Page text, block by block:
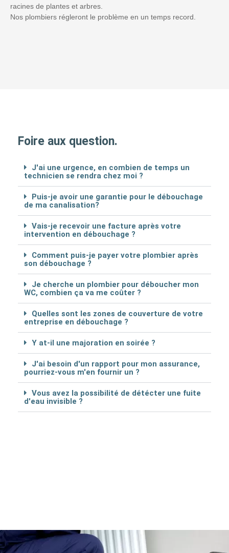
racines de plantes et arbres.
Nos plombiers régleront le problème en un temps record.
Foire aux question.
J'ai une urgence, en combien de temps un
technicien se rendra chez moi ?
Puis-je avoir une garantie pour le débouchage
de ma canalisation?
Vais-je recevoir une facture après votre
intervention en débouchage ?
Comment puis-je payer votre plombier après
son débouchage ?
Je cherche un plombier pour déboucher mon
WC, combien ça va me coûter ?
Quelles sont les zones de couverture de votre
entreprise en débouchage ?
Y at-il une majoration en soirée ?
J'ai besoin d'un rapport pour mon assurance,
pourriez-vous m'en fournir un ?
Vous avez la possibilité de détécter une fuite
d'eau invisible ?